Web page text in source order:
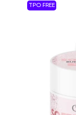
TPO FREE